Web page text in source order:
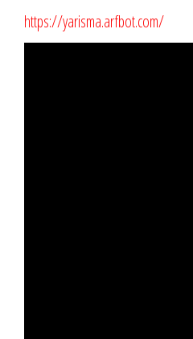
https://yarisma.arfbot.com/